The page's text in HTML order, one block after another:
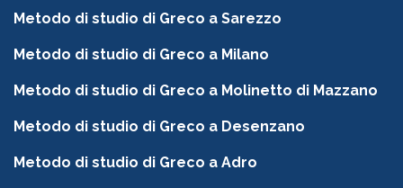
Metodo di studio di Greco a Sarezzo
Metodo di studio di Greco a Milano
Metodo di studio di Greco a Molinetto di Mazzano
Metodo di studio di Greco a Desenzano
Metodo di studio di Greco a Adro